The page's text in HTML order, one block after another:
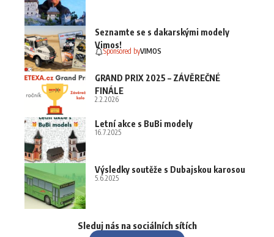
Seznamte se s dakarskými modely
Vimos!
Sponsored byVIMOS
GRAND PRIX 2025 – ZÁVĚREČNÉ
FINÁLE
2.2.2026
Letní akce s BuBi modely
16.7.2025
Výsledky soutěže s Dubajskou karosou
5.6.2025
Sleduj nás na sociálních sítích